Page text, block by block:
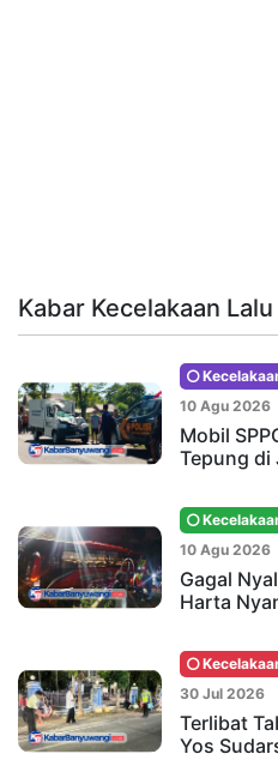
Kabar Kecelakaan
10 Agu 2026
Mobil
Tepung di
10 Agu 2026
Gagal
Harta
30 Jul 2026
Terlibat
Yos